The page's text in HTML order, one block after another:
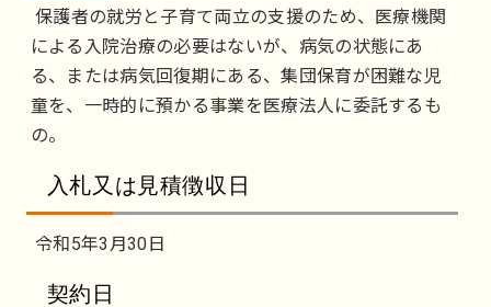
保護者の就労と子育て両立の支援のため、医療機関
による入院治療の必要はないが、病気の状態にあ
る、または病気回復期にある、集団保育が困難な児
童を、一時的に預かる事業を医療法人に委託するも
の。
入札又は見積徴収日
令和5年3月30日
契約日